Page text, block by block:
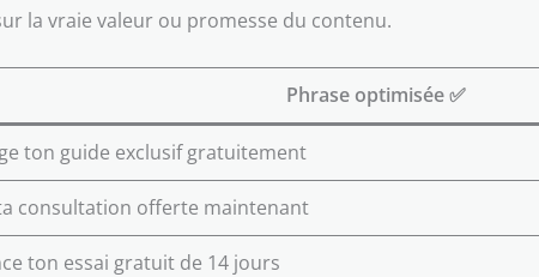
la vraie valeur ou promesse du contenu.
Phrase optimisée ✅
ton guide exclusif gratuitement
consultation offerte maintenant
ton essai gratuit de 14 jours